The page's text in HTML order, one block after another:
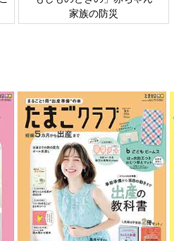
家族の防災